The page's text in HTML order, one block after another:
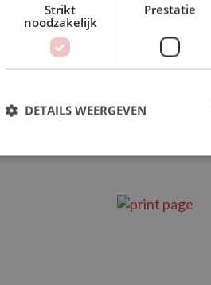
Bron: BBQ Experience Center
BEKIJK ONZE
Strikt
noodzakelijk
Prestatie
DETAILS WEERGEVEN